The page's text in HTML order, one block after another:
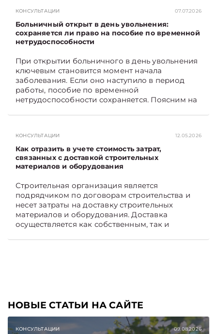
связанных с содержанием и эксплуатацией
мест общего пользования, в частности –
контрольно-­пропускного пункта? Рассмотрим
порядок их распределения. Подписывайтесь
экономике Беларуси — раньше, чем в новостях
TelegramViber
КОНСУЛЬТАЦИИ 07.07.2026
Больничный открыт в день увольнения:
сохраняется ли право на пособие по временной
нетрудоспособности
При открытии больничного в день увольнения
ключевым становится момент начала
заболевания. Если оно наступило в период
работы, пособие по временной
нетрудоспособности сохраняется. Поясним на
КОНСУЛЬТАЦИИ 12.05.2026
Как отразить в учете стоимость затрат,
связанных с доставкой строительных
материалов и оборудования
Строительная организация является
подрядчиком по договорам строительства и
несет затраты на доставку строительных
материалов и оборудования. Доставка
осуществляется как собственным, так и
НОВЫЕ СТАТЬИ НА САЙТЕ
КОНСУЛЬТАЦИИ 09.08.2026